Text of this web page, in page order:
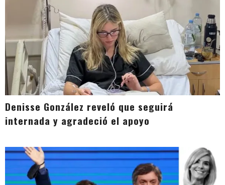
Denisse González reveló que seguirá
internada y agradeció el apoyo